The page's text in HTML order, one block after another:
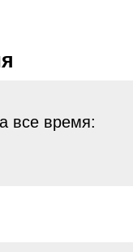
все время: